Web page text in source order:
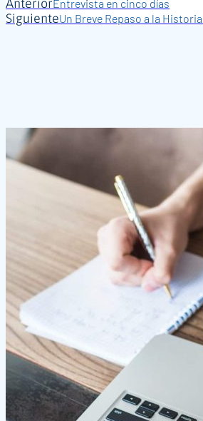
AnteriorEntrevista en cinco días
SiguienteUn Breve Repaso a la